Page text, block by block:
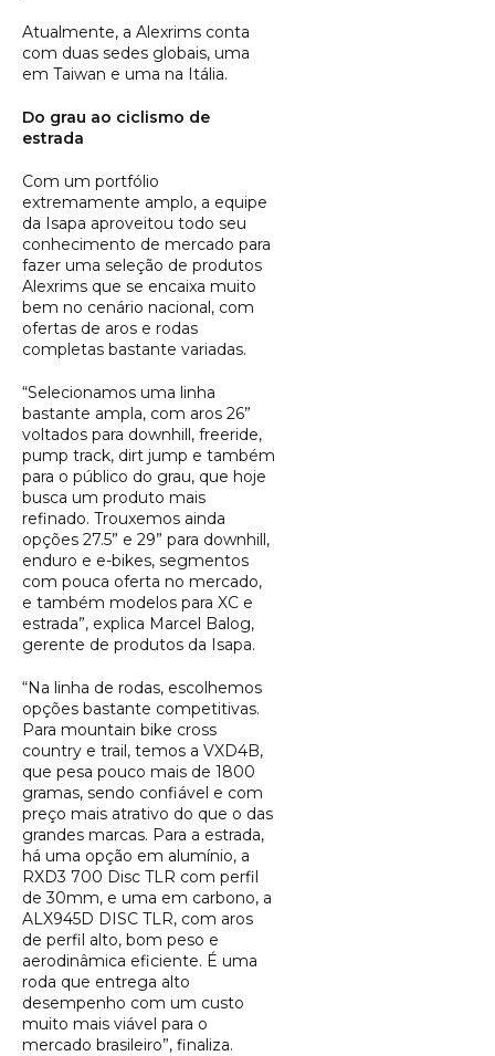
Atualmente, a Alexrims conta
com duas sedes globais, uma
em Taiwan e uma na Itália.
Do grau ao ciclismo de
estrada
Com um portfólio
extremamente amplo, a equipe
da Isapa aproveitou todo seu
conhecimento de mercado para
fazer uma seleção de produtos
Alexrims que se encaixa muito
bem no cenário nacional, com
ofertas de aros e rodas
completas bastante variadas.
“Selecionamos uma linha
bastante ampla, com aros 26”
voltados para downhill, freeride,
pump track, dirt jump e também
para o público do grau, que hoje
busca um produto mais
refinado. Trouxemos ainda
opções 27.5” e 29” para downhill,
enduro e e-bikes, segmentos
com pouca oferta no mercado,
e também modelos para XC e
estrada”, explica Marcel Balog,
gerente de produtos da Isapa.
“Na linha de rodas, escolhemos
opções bastante competitivas.
Para mountain bike cross
country e trail, temos a VXD4B,
que pesa pouco mais de 1800
gramas, sendo confiável e com
preço mais atrativo do que o das
grandes marcas. Para a estrada,
há uma opção em alumínio, a
RXD3 700 Disc TLR com perfil
de 30mm, e uma em carbono, a
ALX945D DISC TLR, com aros
de perfil alto, bom peso e
aerodinâmica eficiente. É uma
roda que entrega alto
desempenho com um custo
muito mais viável para o
mercado brasileiro”, finaliza.